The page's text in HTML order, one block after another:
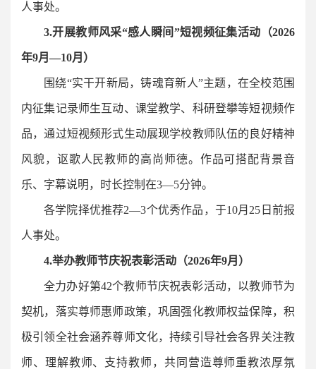
人事处。
3.开展教师风采“感人瞬间”短视频征集活动 （2026
年9月—10月 ）
围绕“实干开新局，铸魂育新人”主题，在全校范围
内征集记录师生互动、课堂教学、科研登攀等短视频作
品，通过短视频形式生动展现学校教师队伍的良好精神
风貌，讴歌人民教师的高尚师德。作品可搭配背景音
乐、字幕说明，时长控制在3—5分钟。
各学院择优推荐2—3个优秀作品，于10月25日前报
人事处。
4.举办教师节庆祝表彰活动 （2026年9月 ）
全力办好第42个教师节庆祝表彰活动，以教师节为
契机，落实尊师惠师政策，巩固强化教师权益保障，积
极引领全社会涵养尊师文化，持续引导社会各界关注教
师、理解教师、支持教师，共同营造尊师重教浓厚氛